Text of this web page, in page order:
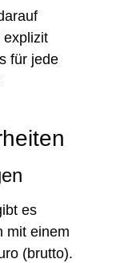
explizit
für jede
es
mit einem
(brutto).